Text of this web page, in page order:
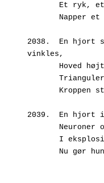
Et
2038.  En hjort
vinkles,
2039.  En hjort
I
Nu